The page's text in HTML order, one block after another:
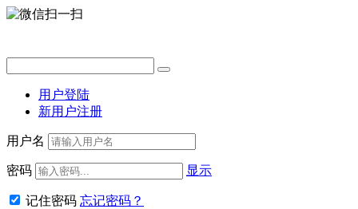
用户登陆
新用户注册
用户名
密码 显示
记住密码 忘记密码？